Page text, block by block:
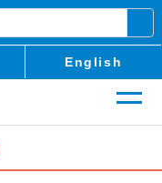
English